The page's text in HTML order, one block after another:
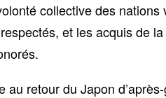
collective des
et les acquis de
retour du Japon